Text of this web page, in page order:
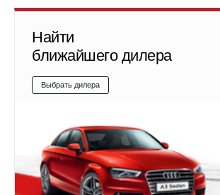
Найти
ближайшего дилера
Выбрать дилера